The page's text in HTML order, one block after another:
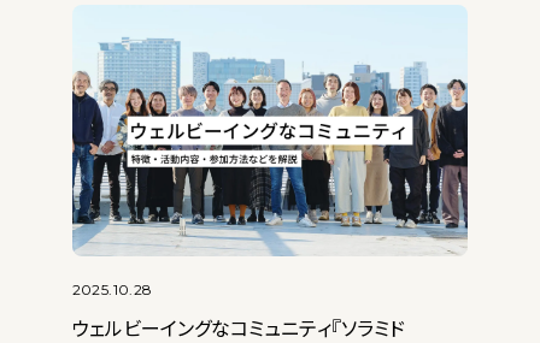
ウェルビーイングなコミュニティ『ソラミド
2025.10.28
3
採用サイトの作り方【手順とコツを解説】費用・制
2022.08.05